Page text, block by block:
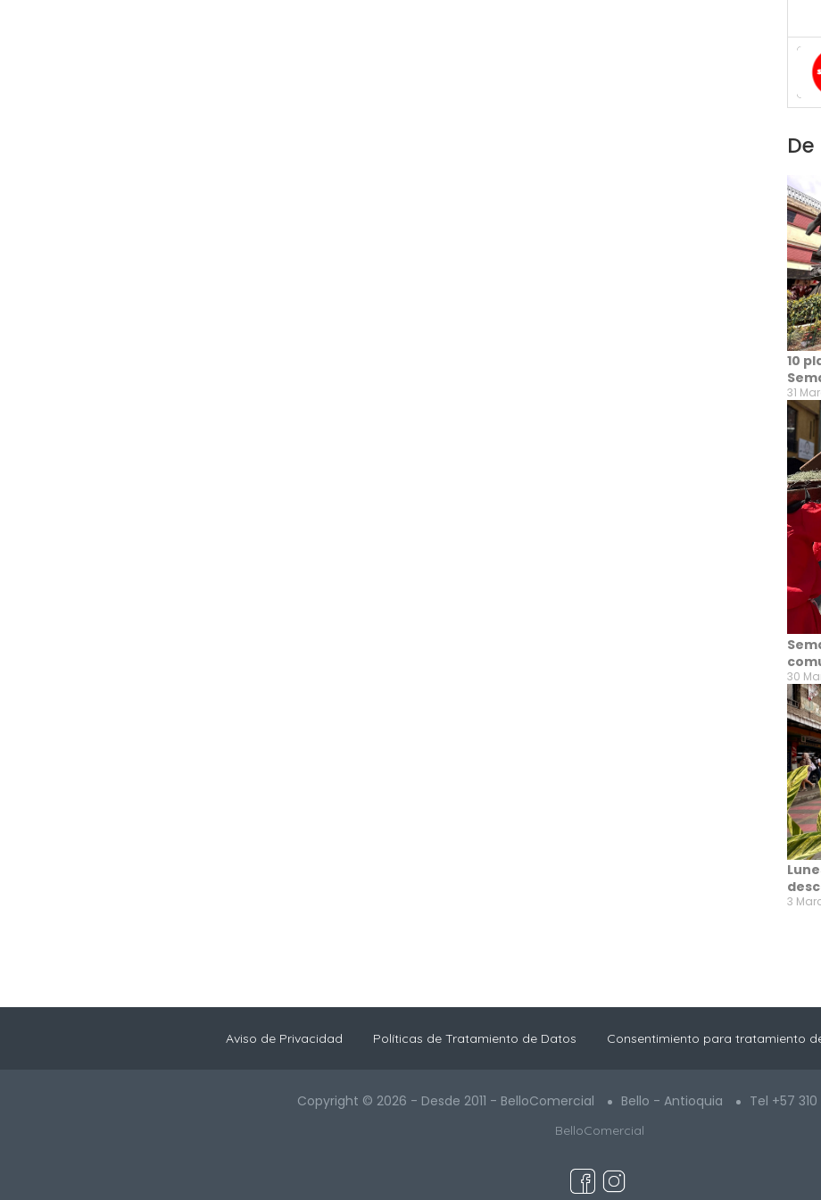
10
31
30
3
Aviso de Privacidad Políticas de Tratamiento de Datos Consentimiento para tratamiento
Copyright © 2026 - Desde 2011 - BelloComercial Bello - Antioquia Tel +57
BelloComercial